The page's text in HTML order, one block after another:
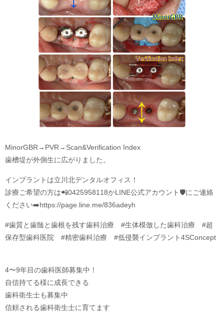
MinorGBR→PVR→Scan&Verification Index
歯槽堤が外側生に広がりました。
インプラントは立川北デンタルオフィス！
診療ご希望の方は📲0425958118かLINE公式アカウント🛡️にご連絡
ください➡️https://page.line.me/836adeyh
#歯質と歯髄と歯根を残す歯科治療 #生体模倣した歯科治療 #超
保存型歯科医院 #精密歯科治療 #低侵襲インプラント4SConcept
4〜9年目の歯科医師募集中！
自信持てる様に成長できる
歯科衛生士も募集中
信頼される歯科衛生士に育てます